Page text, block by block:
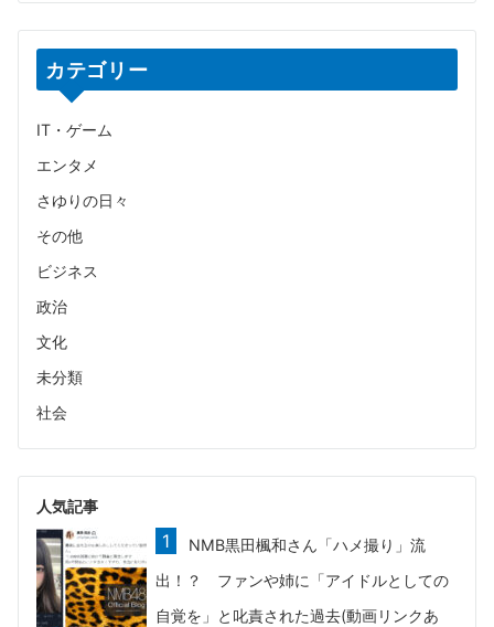
カテゴリー
IT・ゲーム
エンタメ
さゆりの日々
その他
ビジネス
政治
文化
未分類
社会
人気記事
NMB黒田楓和さん「ハメ撮り」流
出！？ ファンや姉に「アイドルとしての
自覚を」と叱責された過去(動画リンクあ